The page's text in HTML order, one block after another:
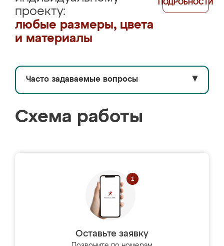
проекту:
любые размеры, цвета
и материалы
ПОДРОБНОСТИ
Часто задаваемые вопросы ▼
Схема работы
Оставьте заявку